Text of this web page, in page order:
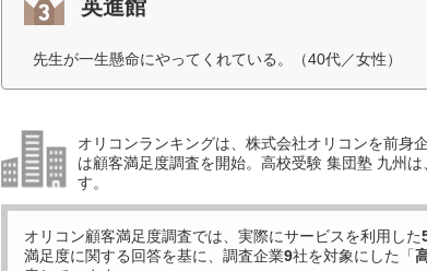
英進館
先生が一生懸命にやってくれている。（40代／女性）
オリコンランキングは、株式会社オリコンを前身
は顧客満足度調査を開始。高校受験 集団塾 九州
す。
オリコン顧客満足度調査では、実際にサービスを利用した
満足度に関する回答を基に、調査企業9社を対象にした「